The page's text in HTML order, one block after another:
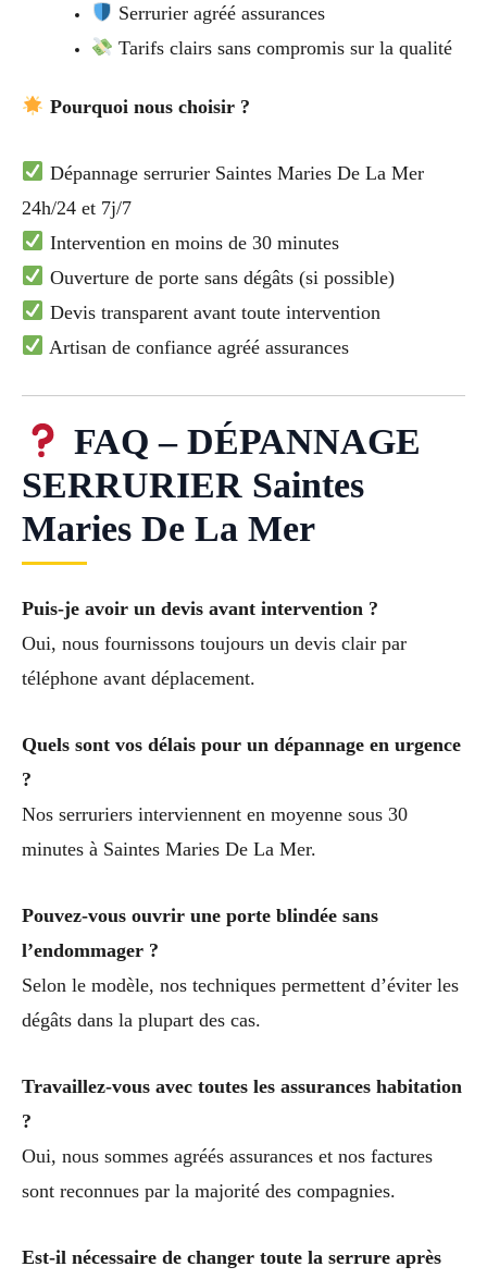
Serrurier agréé assurances
Tarifs clairs sans compromis sur la qualité
Pourquoi nous choisir ?
Dépannage serrurier Saintes Maries De La Mer
24h/24 et 7j/7
Intervention en moins de 30 minutes
Ouverture de porte sans dégâts (si possible)
Devis transparent avant toute intervention
Artisan de confiance agréé assurances
FAQ – DÉPANNAGE
SERRURIER Saintes
Maries De La Mer
Puis-je avoir un devis avant intervention ?
Oui, nous fournissons toujours un devis clair par
téléphone avant déplacement.
Quels sont vos délais pour un dépannage en urgence
?
Nos serruriers interviennent en moyenne sous 30
minutes à Saintes Maries De La Mer.
Pouvez-vous ouvrir une porte blindée sans
l’endommager ?
Selon le modèle, nos techniques permettent d’éviter les
dégâts dans la plupart des cas.
Travaillez-vous avec toutes les assurances habitation
?
Oui, nous sommes agréés assurances et nos factures
sont reconnues par la majorité des compagnies.
Est-il nécessaire de changer toute la serrure après